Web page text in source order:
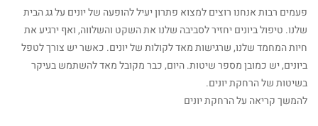
פעמים רבות אנחנו רוצים למצוא פתרון יעיל להופעה של יונים על גג הבית
שלנו. טיפול ביונים יחזיר לסביבה שלנו את השקט והשלווה, ואף ירגיע את
חיות המחמד שלנו, שרגישות מאד לקולות של יונים. כאשר יש צורך לטפל
ביונים, יש כמובן מספר שיטות. היום, כבר מקובל מאד להשתמש בעיקר
בשיטות של הרחקת יונים.
להמשך קריאה על הרחקת יונים